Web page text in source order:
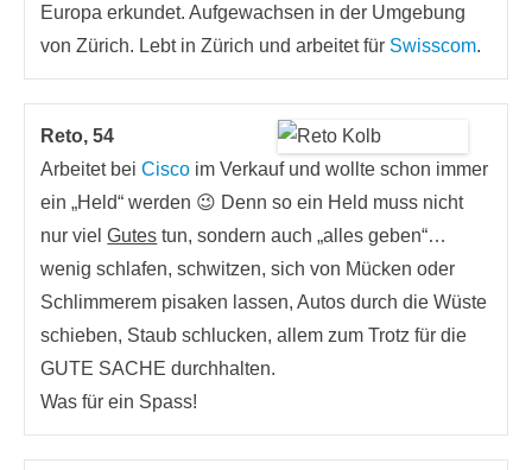
Europa erkundet. Aufgewachsen in der Umgebung
von Zürich. Lebt in Zürich und arbeitet für Swisscom.
Reto, 54
Arbeitet beiCisco im Verkauf und wollte schon immer
ein „Held“ werden 😉 Denn so ein Held muss nicht
nur vielGutes tun, sondern auch „alles geben“…
wenig schlafen, schwitzen, sich von Mücken oder
Schlimmerem pisaken lassen, Autos durch die Wüste
schieben, Staub schlucken, allem zum Trotz für die
GUTE SACHE durchhalten.
Was für ein Spass!